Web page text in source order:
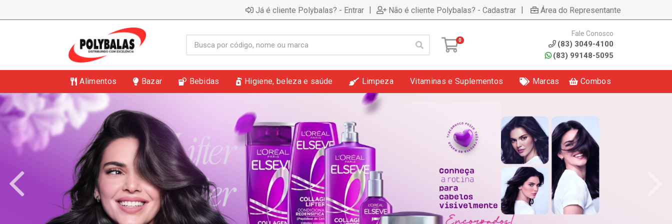
Já é cliente Polybalas? - Entrar | Não é cliente Polybalas? - Cadastrar | Área do Representante
0
Fale Conosco
(83) 3049-4100
(83) 99148-5095
Alimentos Bazar Bebidas Higiene, beleza e saúde Limpeza Vitaminas e Suplementos Marcas Combos